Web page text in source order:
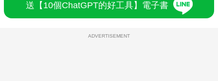
送【10個ChatGPT的好工具】電子書
ADVERTISEMENT